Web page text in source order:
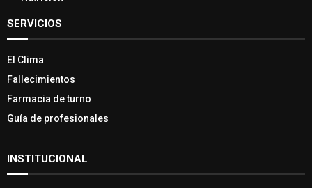
SERVICIOS
El Clima
Fallecimientos
Farmacia de turno
Guía de profesionales
INSTITUCIONAL